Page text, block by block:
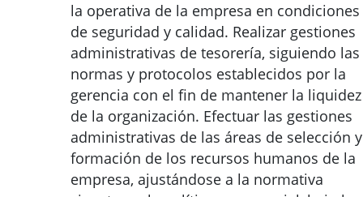
la operativa de la empresa en condiciones
de seguridad y calidad. Realizar gestiones
administrativas de tesorería, siguiendo las
normas y protocolos establecidos por la
gerencia con el fin de mantener la liquidez
de la organización. Efectuar las gestiones
administrativas de las áreas de selección y
formación de los recursos humanos de la
empresa, ajustándose a la normativa